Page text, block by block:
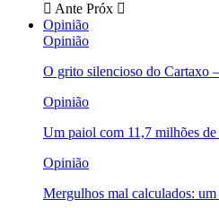
Ante Próx
Opinião
Opinião
O grito silencioso do Cartaxo
Opinião
Um paiol com 11,7 milhões
Opinião
Mergulhos mal calculados: